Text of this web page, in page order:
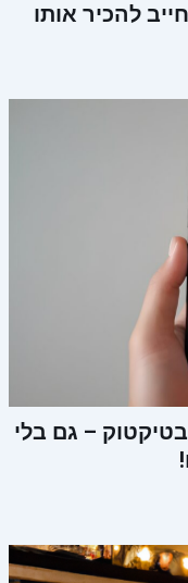
להכיר אותו
– גם בלי